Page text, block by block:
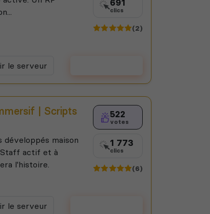
691
clics
(2)
le serveur
| Scripts
maison
Staff actif et à
l'histoire.
522
votes
1 773
clics
(6)
le serveur